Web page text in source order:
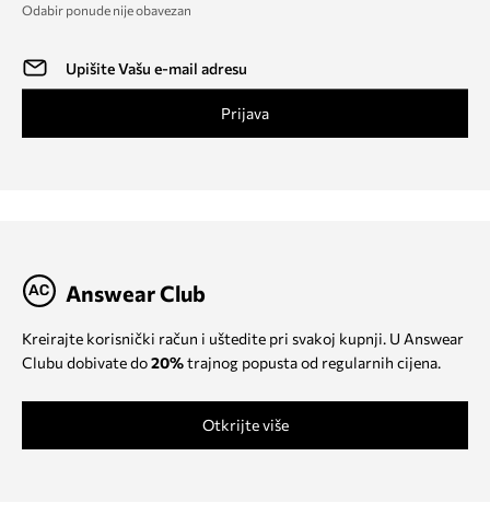
Odabir ponude nije obavezan
Prijava
Answear Club
Kreirajte korisnički račun i uštedite pri svakoj kupnji. U Answear
Clubu dobivate do20%trajnog popusta od regularnih cijena.
Otkrijte više